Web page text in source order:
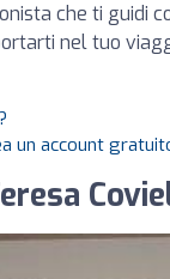
che ti guidi
nel tuo
un account